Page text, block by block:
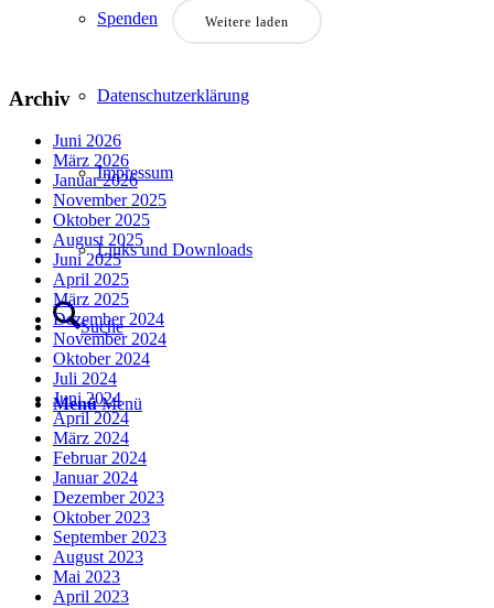
Spenden
Datenschutzerklärung
Impressum
Links und Downloads
Suche
Menü Menü
Weitere laden
Archiv
Juni 2026
März 2026
Januar 2026
November 2025
Oktober 2025
August 2025
Juni 2025
April 2025
März 2025
Dezember 2024
November 2024
Oktober 2024
Juli 2024
Juni 2024
April 2024
März 2024
Februar 2024
Januar 2024
Dezember 2023
Oktober 2023
September 2023
August 2023
Mai 2023
April 2023